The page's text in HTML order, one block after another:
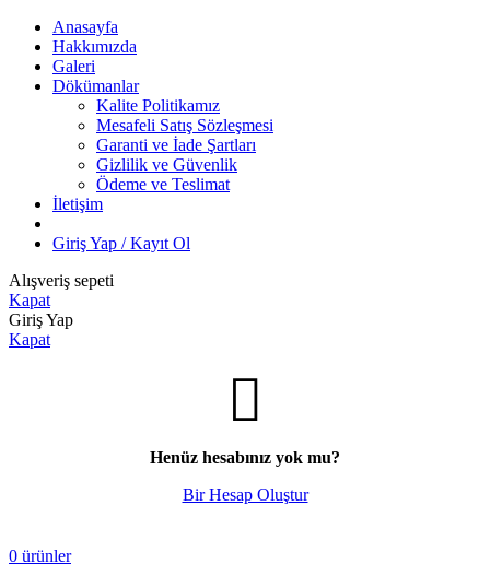
Anasayfa
Hakkımızda
Galeri
Dökümanlar
Kalite Politikamız
Mesafeli Satış Sözleşmesi
Garanti ve İade Şartları
Gizlilik ve Güvenlik
Ödeme ve Teslimat
İletişim
Giriş Yap / Kayıt Ol
Alışveriş sepeti
Kapat
Giriş Yap
Kapat
Henüz hesabınız yok mu?
Bir Hesap Oluştur
0 ürünler